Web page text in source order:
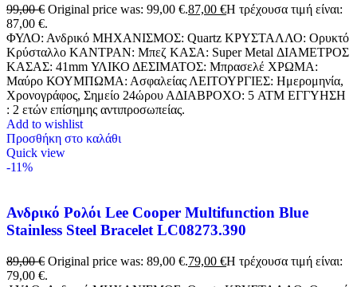
99,00€ Original price was: 99,00 €.87,00 €Η τρέχουσα τιμή είναι:
87,00 €.
ΦΥΛΟ: Ανδρικό ΜΗΧΑΝΙΣΜΟΣ: Quartz ΚΡΥΣΤΑΛΛΟ: Ορυκτό
Κρύσταλλο ΚΑΝΤΡΑΝ: Μπεζ ΚΑΣΑ: Super Metal ΔΙΑΜΕΤΡΟΣ
ΚΑΣΑΣ: 41mm ΥΛΙΚΟ ΔΕΣΙΜΑΤΟΣ: Μπρασελέ ΧΡΩΜΑ:
Μαύρο ΚΟΥΜΠΩΜΑ: Ασφαλείας ΛΕΙΤΟΥΡΓΙΕΣ: Ημερομηνία,
Χρονογράφος, Σημείο 24ώρου ΑΔΙΑΒΡΟΧΟ: 5 ATM ΕΓΓΥΗΣΗ
: 2 ετών επίσημης αντιπροσωπείας.
Add to wishlist
Προσθήκη στο καλάθι
Quick view
-11%
Ανδρικό Ρολόι Lee Cooper Multifunction Blue
Stainless Steel Bracelet LC08273.390
89,00€ Original price was: 89,00 €.79,00 €Η τρέχουσα τιμή είναι:
79,00 €.